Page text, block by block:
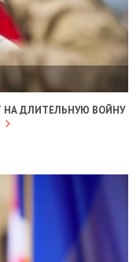
НА ДЛИТЕЛЬНУЮ ВОЙНУ